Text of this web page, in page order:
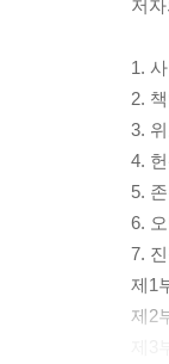
저
1.
2.
3.
4.
5.
6.
7.
제1
제2